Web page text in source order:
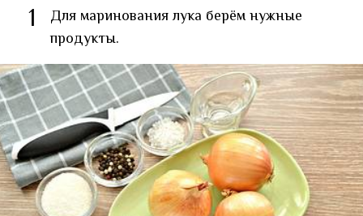
1
Для маринования лука берём нужные
продукты.